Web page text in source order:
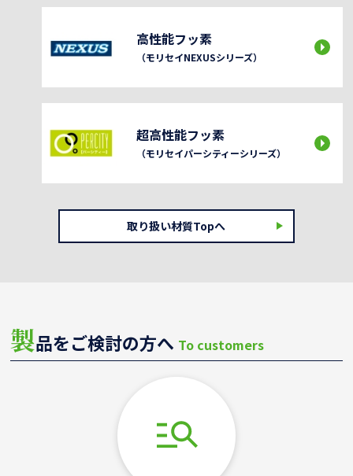
高性能フッ素
（モリセイNEXUSシリーズ）
超高性能フッ素
（モリセイパーシティーシリーズ）
取り扱い材質Topへ
製品をご検討の方へ To customers